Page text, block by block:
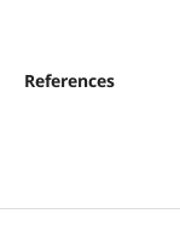
References